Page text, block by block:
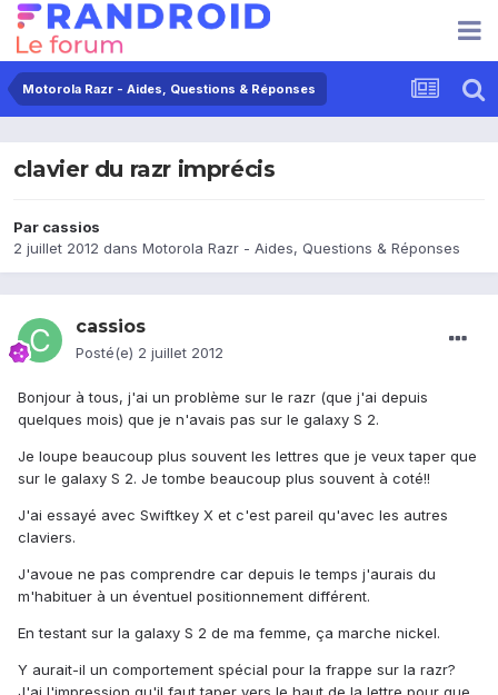
Motorola Razr - Aides, Questions & Réponses
clavier du razr imprécis
Par cassios
2 juillet 2012 dans Motorola Razr - Aides, Questions & Réponses
cassios
Posté(e) 2 juillet 2012
Bonjour à tous, j'ai un problème sur le razr (que j'ai depuis
quelques mois) que je n'avais pas sur le galaxy S 2.
Je loupe beaucoup plus souvent les lettres que je veux taper que
sur le galaxy S 2. Je tombe beaucoup plus souvent à coté!!
J'ai essayé avec Swiftkey X et c'est pareil qu'avec les autres
claviers.
J'avoue ne pas comprendre car depuis le temps j'aurais du
m'habituer à un éventuel positionnement différent.
En testant sur la galaxy S 2 de ma femme, ça marche nickel.
Y aurait-il un comportement spécial pour la frappe sur la razr?